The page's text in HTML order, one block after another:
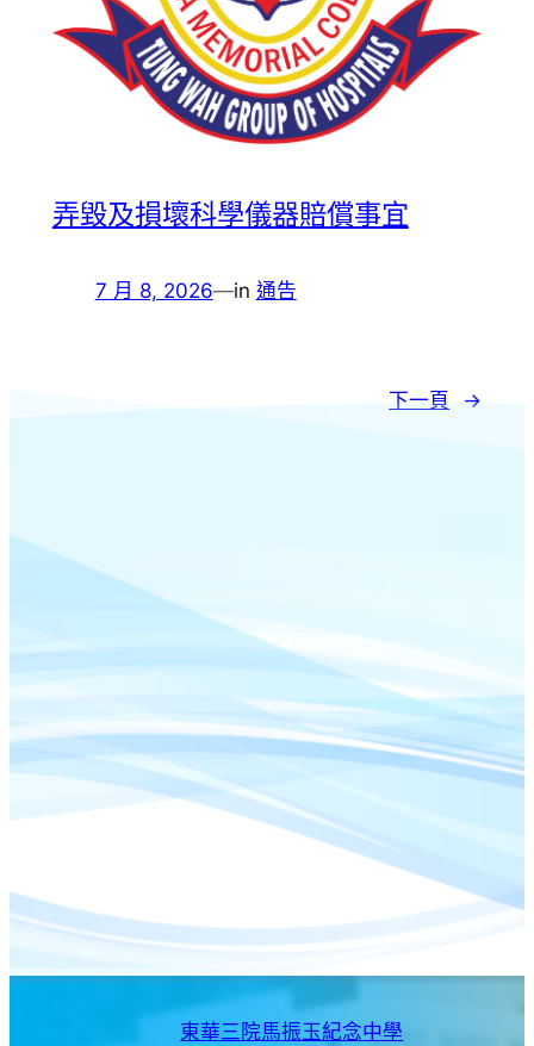
弄毀及損壞科學儀器賠償事宜
7 月 8, 2026—in 通告
下一頁 →
東華三院馬振玉紀念中學